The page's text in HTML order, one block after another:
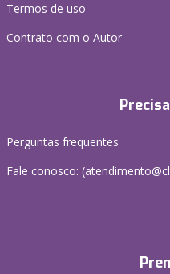
Termos de uso
Contrato com o Autor
Perguntas frequentes
Fale conosco: (